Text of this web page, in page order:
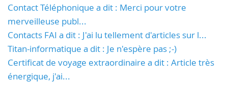
Contact Téléphonique a dit : Merci pour votre
merveilleuse publ...
Contacts FAI a dit : J'ai lu tellement d'articles sur l...
Titan-informatique a dit : Je n'espère pas ;-)
Certificat de voyage extraordinaire a dit : Article très
énergique, j'ai...